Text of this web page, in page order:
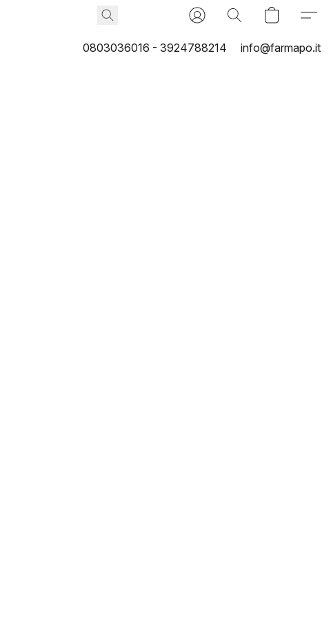
0803036016 - 3924788214 info@farmapo.it